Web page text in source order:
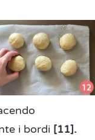
i bordi [11].